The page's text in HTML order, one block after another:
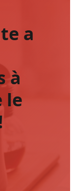
a
à
le